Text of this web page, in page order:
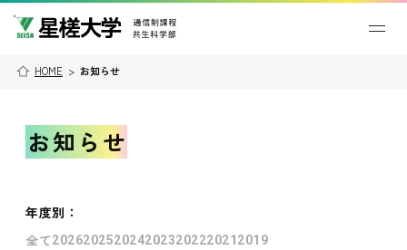
HOME > お知らせ
お知らせ
年度別 ：
全て202620252024202320222021 2019